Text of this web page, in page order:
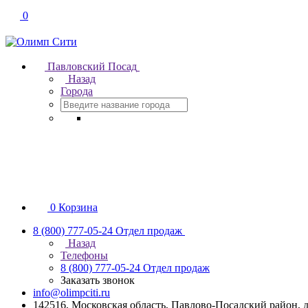
0
Павловский Посад
Назад
Города
0 Корзина
8 (800) 777-05-24 Отдел продаж
Назад
Телефоны
8 (800) 777-05-24 Отдел продаж
Заказать звонок
info@olimpciti.ru
142516, Московская область, Павлово-Посадский район,